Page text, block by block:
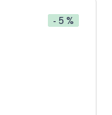
- 5 %